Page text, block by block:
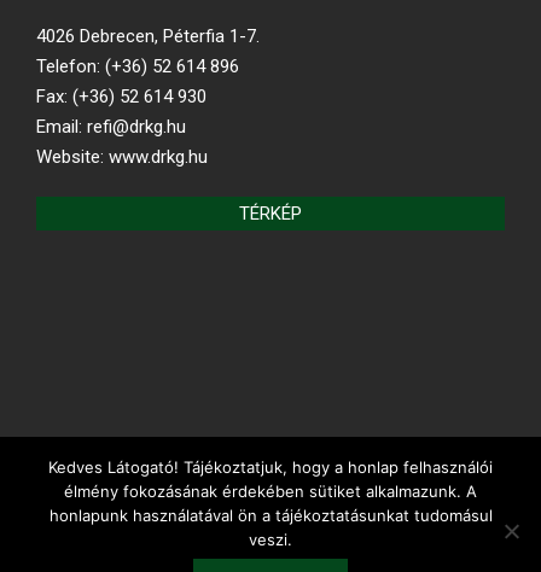
4026 Debrecen, Péterfia 1-7.
Telefon: (+36) 52 614 896
Fax: (+36) 52 614 930
Email: refi@drkg.hu
Website: www.drkg.hu
TÉRKÉP
REFORMÁTUS.HU
Kedves Látogató! Tájékoztatjuk, hogy a honlap felhasználói
élmény fokozásának érdekében sütiket alkalmazunk. A
honlapunk használatával ön a tájékoztatásunkat tudomásul
veszi.